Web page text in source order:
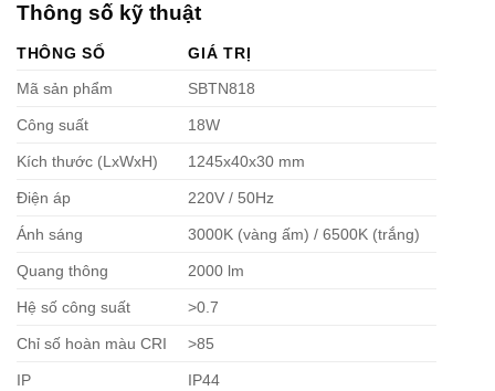
Thông số kỹ thuật
THÔNG SỐ
GIÁ TRỊ
Mã sản phẩm
SBTN818
Công suất 18W
Kích thước (LxWxH) 1245x40x30 mm
Điện áp 220V / 50Hz
Ánh sáng 3000K (vàng ấm) / 6500K (trắng)
Quang thông 2000 lm
Hệ số công suất >0.7
Chỉ số hoàn màu CRI >85
IP IP44